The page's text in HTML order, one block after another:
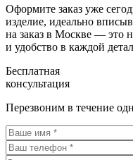
Оформите заказ уже
изделие, идеально
на заказ в Москве — это
и удобство в каждой
Бесплатная
консультация
Перезвоним в течение